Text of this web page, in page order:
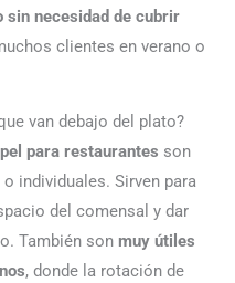
sin necesidad de cubrir
clientes en verano o
van debajo del plato?
para restaurantes son
individuales. Sirven para
del comensal y dar
También son muy útiles
, donde la rotación de